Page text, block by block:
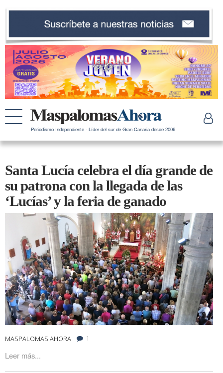
Periodismo Independiente · Líder del sur de Gran Canaria desde 2006
Santa Lucía celebra el día grande de
su patrona con la llegada de las
‘Lucías’ y la feria de ganado
MASPALOMAS AHORA 1
Leer más...